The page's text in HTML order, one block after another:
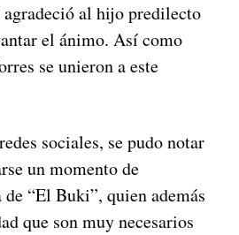
al hijo predilecto
el ánimo. Así como
se unieron a este
sociales, se pudo notar
un momento de
“El Buki”, quien además
que son muy necesarios